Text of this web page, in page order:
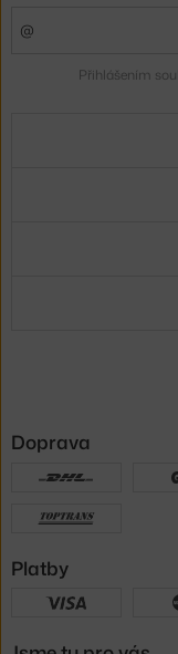
Přihlášením
Doprava
Platby